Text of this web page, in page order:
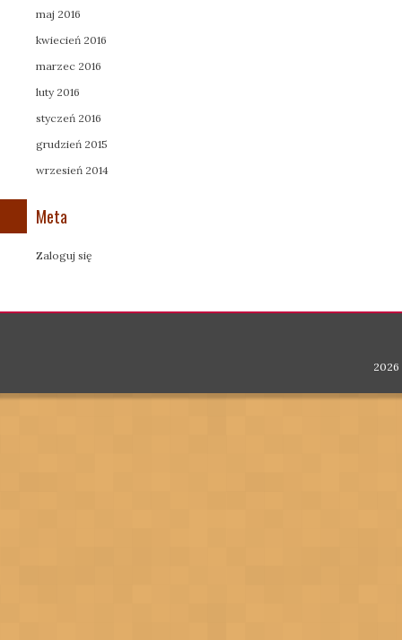
maj 2016
kwiecień 2016
marzec 2016
luty 2016
styczeń 2016
grudzień 2015
wrzesień 2014
Meta
Zaloguj się
2026